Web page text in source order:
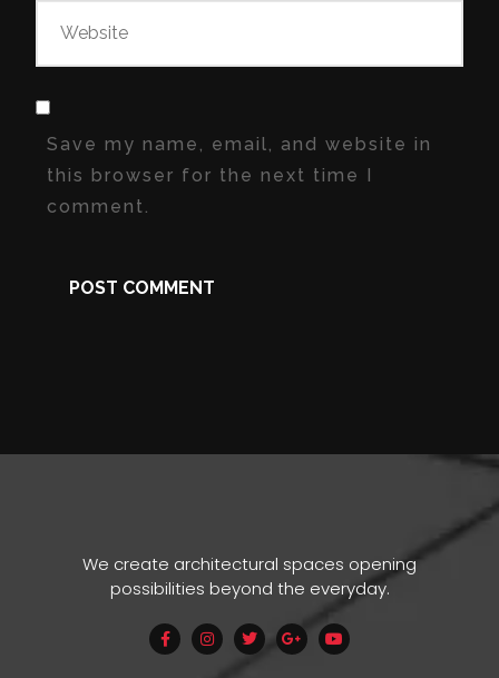
Save my name, email, and website in
this browser for the next time I
comment.
We create architectural spaces opening
possibilities beyond the everyday.